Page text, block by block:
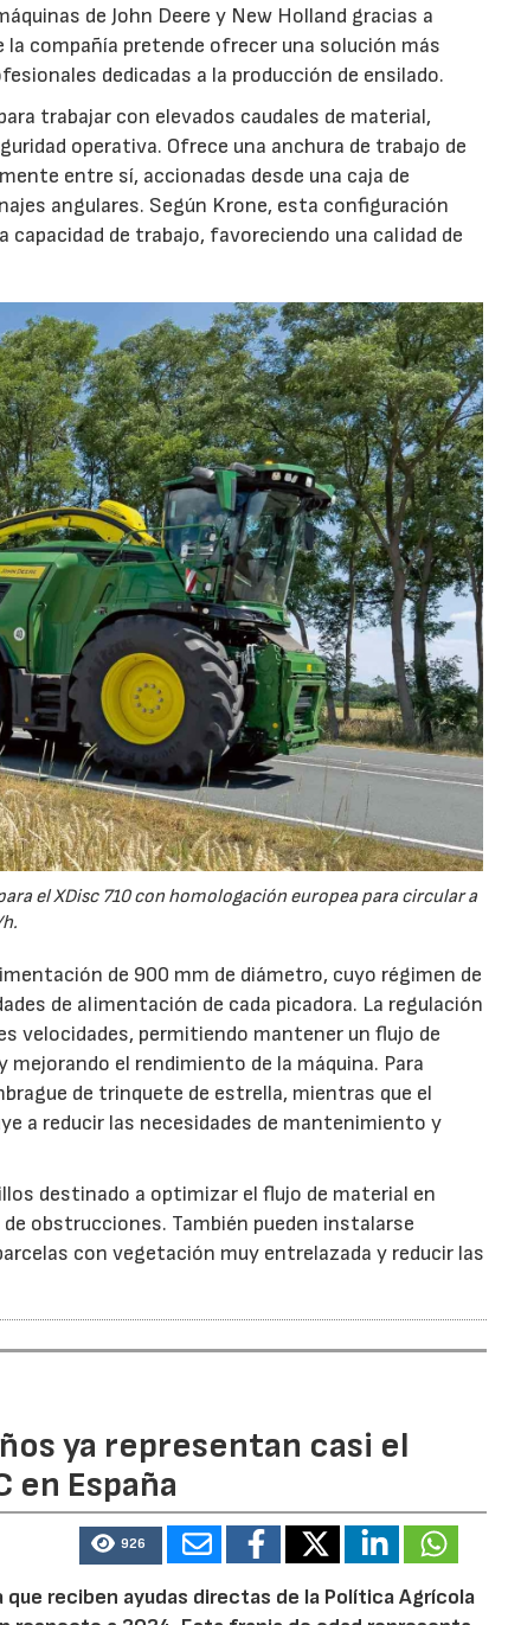
de John Deere y New Holland gracias a
compañía pretende ofrecer una solución más
dedicadas a la producción de ensilado.
trabajar con elevados caudales de material,
operativa. Ofrece una anchura de trabajo de
entre sí, accionadas desde una caja de
angulares. Según Krone, esta configuración
de trabajo, favoreciendo una calidad de
el XDisc 710 con homologación europea para circular a
de 900 mm de diámetro, cuyo régimen de
de alimentación de cada picadora. La regulación
velocidades, permitiendo mantener un flujo de
el rendimiento de la máquina. Para
de trinquete de estrella, mientras que el
a reducir las necesidades de mantenimiento y
destinado a optimizar el flujo de material en
obstrucciones. También pueden instalarse
con vegetación muy entrelazada y reducir las
ya representan casi el
en España
926
reciben ayudas directas de la Política Agrícola